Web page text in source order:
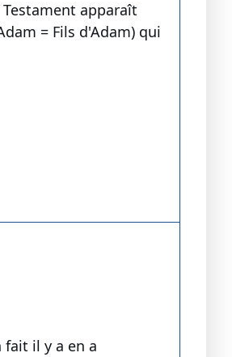
= Fils d'Adam) qui
il y a en a